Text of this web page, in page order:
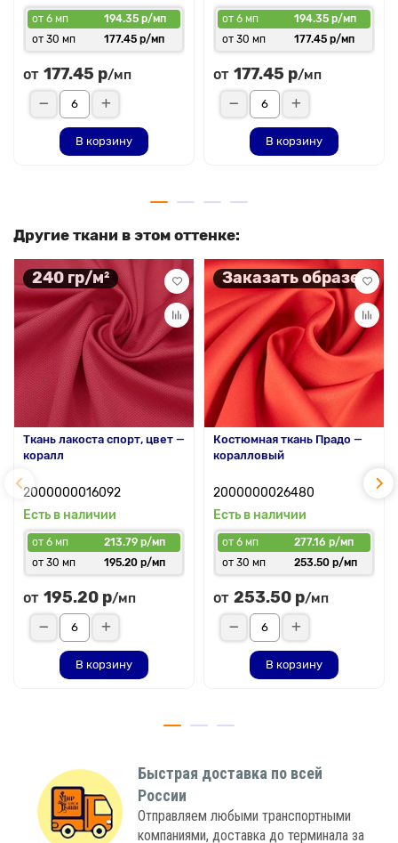
от 6 мп
194.35 р/мп
от 30 мп
177.45 р/мп
от 177.45 р/мп
В корзину
от 6 мп
194.35 р/мп
от 30 мп
177.45 р/мп
от 177.45 р/мп
В корзину
Другие ткани в этом оттенке:
240 гр/м²
Ткань лакоста спорт, цвет —
коралл
2000000016092
Есть в наличии
от 6 мп
213.79 р/мп
от 30 мп
195.20 р/мп
от 195.20 р/мп
В корзину
Заказать образец
Костюмная ткань Прадо —
коралловый
2000000026480
Есть в наличии
от 6 мп
277.16 р/мп
от 30 мп
253.50 р/мп
от 253.50 р/мп
В корзину
Быстрая доставка по всей
России
Отправляем любыми транспортными
компаниями, доставка до терминала за